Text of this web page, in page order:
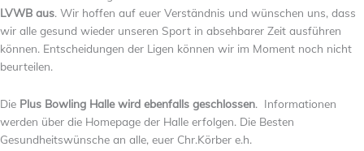
LVWB aus. Wir hoffen auf euer Verständnis und wünschen uns, dass
wir alle gesund wieder unseren Sport in absehbarer Zeit ausführen
können. Entscheidungen der Ligen können wir im Moment noch nicht
beurteilen.
Die Plus Bowling Halle wird ebenfalls geschlossen. Informationen
werden über die Homepage der Halle erfolgen. Die Besten
Gesundheitswünsche an alle, euer Chr.Körber e.h.